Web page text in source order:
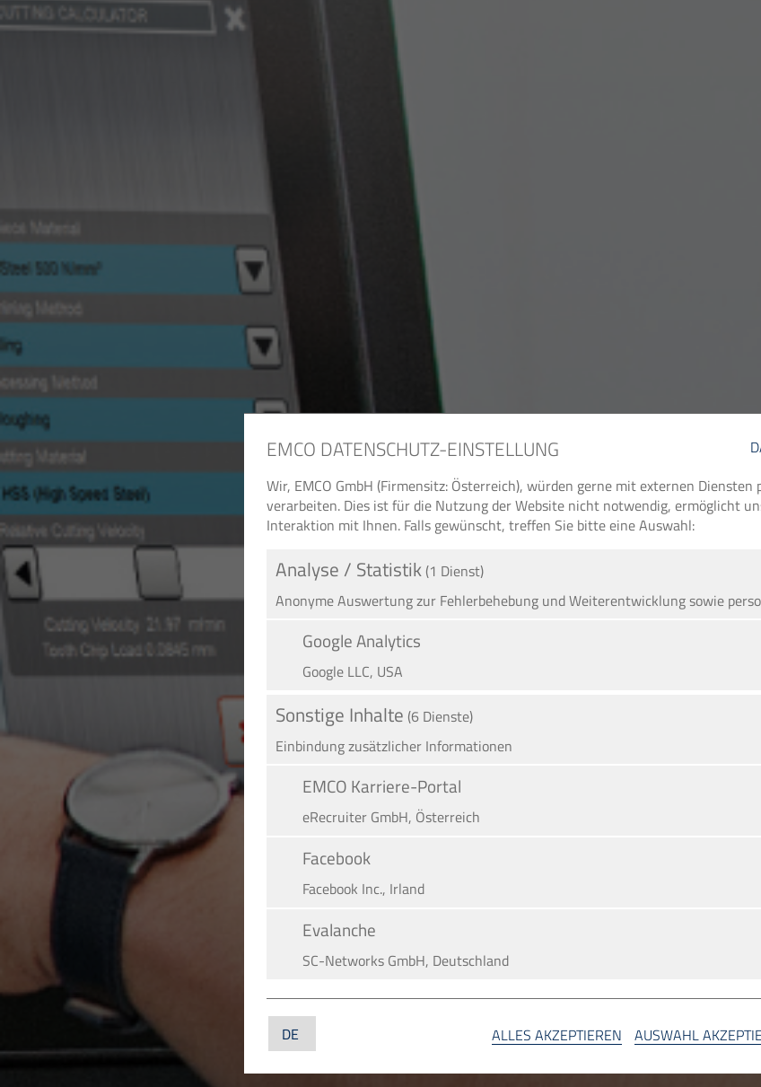
EMCO DATENSCHUTZ-EINSTELLUNG
Wir, EMCO GmbH (Firmensitz: Österreich), würden gerne mit externen Diensten
verarbeiten. Dies ist für die Nutzung der Website nicht notwendig, ermöglicht
Interaktion mit Ihnen. Falls gewünscht, treffen Sie bitte eine Auswahl:
Analyse / Statistik (1 Dienst)
Anonyme Auswertung zur Fehlerbehebung und Weiterentwicklung sowie
Google Analytics
Google LLC, USA
Sonstige Inhalte (6 Dienste)
Einbindung zusätzlicher Informationen
EMCO Karriere-Portal
eRe­crui­ter GmbH, Österreich
Facebook
Facebook Inc., Irland
Evalanche
SC-Networks GmbH, Deutschland
Google Maps
YouTube
ALLES AKZEPTIEREN AUSWAHL